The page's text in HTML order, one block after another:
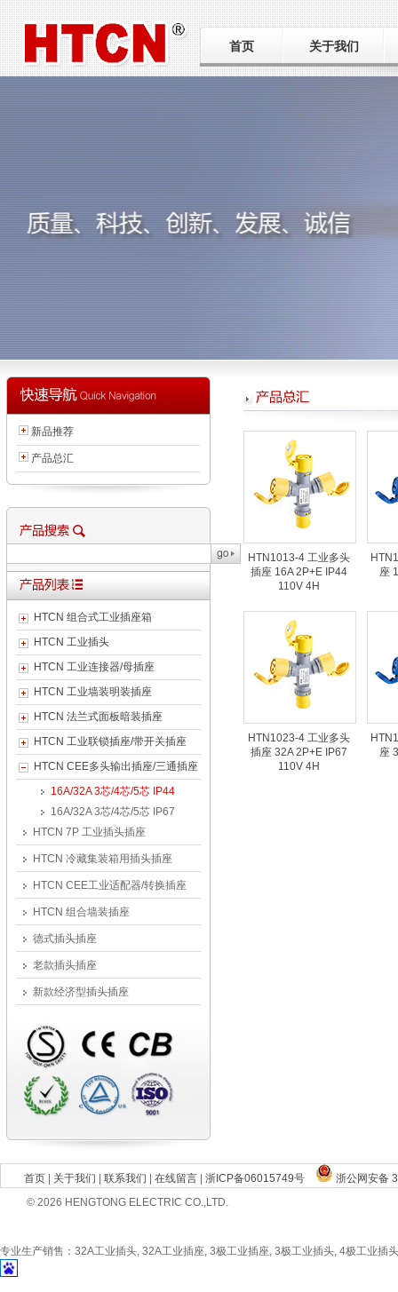
首页 关于我们
公司简介
新品推荐
产品总汇
HTCN 组合式工业插座箱
HTCN 工业插头
HTCN 工业连接器/母插座
HTCN 工业墙装明装插座
HTCN 法兰式面板暗装插座
HTCN 工业联锁插座/带开关插座
HTCN CEE多头输出插座/三通插座
16A/32A 3芯/4芯/5芯 IP44
16A/32A 3芯/4芯/5芯 IP67
HTCN 7P 工业插头插座
HTCN 冷藏集装箱用插头插座
HTCN CEE工业适配器/转换插座
HTCN 组合墙装插座
德式插头插座
老款插头插座
新款经济型插头插座
HTN1013-4 工业多头
插座 16A 2P+E IP44
110V 4H
座
HTN1023-4 工业多头
插座 32A 2P+E IP67
110V 4H
座
首页 关于我们 联系我们 在线留言 浙ICP备06015749号
浙公网安备
© 2026 HENGTONG ELECTRIC CO.,LTD.
专业生产销售：32A工业插头, 32A工业插座, 3极工业插座, 3极工业插头, 4极工业